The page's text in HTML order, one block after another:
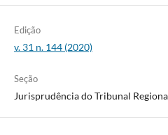
Edição
v. 31 n. 144 (2020)
Seção
Jurisprudência do Tribunal